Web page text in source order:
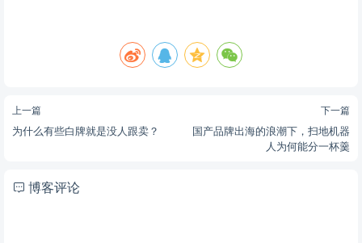
上一篇
为什么有些白牌就是没人跟卖？
下一篇
国产品牌出海的浪潮下，扫地机器
人为何能分一杯羹
博客评论